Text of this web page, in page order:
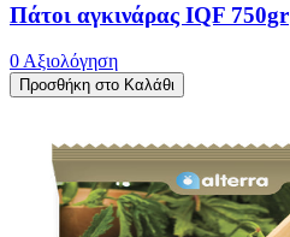
Πάτοι αγκινάρας IQF 750gr
0 Αξιολόγηση
Προσθήκη στο Καλάθι